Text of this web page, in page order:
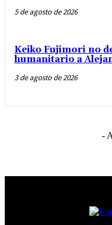
5 de agosto de 2026
Keiko Fujimori no
humanitario a
3 de agosto de 2026
-